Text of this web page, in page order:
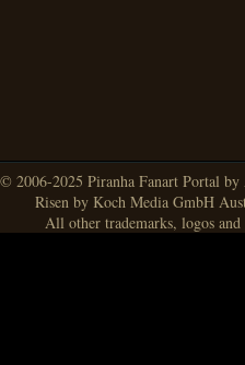
© 2006-2025 Piranha Fanart Portal
Risen by Koch Media GmbH
All other trademarks, logos